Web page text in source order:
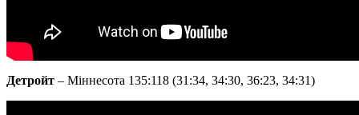
Детройт – Міннесота 135:118 (31:34, 34:30, 36:23, 34:31)